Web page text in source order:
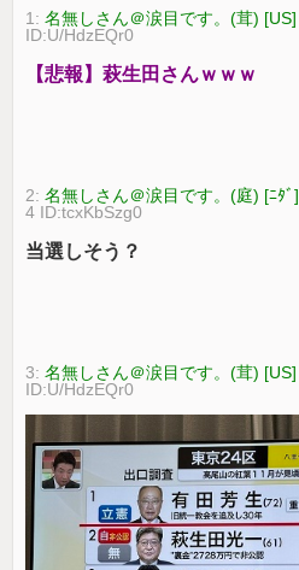
1:名無しさん＠涙目です。(茸) [US]
ID:U/HdzEQr0
【悲報】萩生田さんｗｗｗ
2:名無しさん＠涙目です。(庭) [ﾆﾀﾞ]
4 ID:tcxKbSzg0
当選しそう？
3:名無しさん＠涙目です。(茸) [US]
ID:U/HdzEQr0